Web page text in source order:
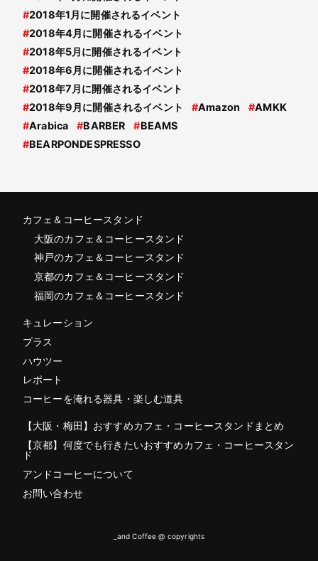
#2018年1月に開催されるイベント
#2018年4月に開催されるイベント
#2018年5月に開催されるイベント
#2018年6月に開催されるイベント
#2018年7月に開催されるイベント
#2018年9月に開催されるイベント #Amazon #AMKK
#Arabica #BARBER #BEAMS
#BEARPONDESPRESSO
カフェ＆コーヒースタンド
大阪のカフェ＆コーヒースタンド
神戸のカフェ＆コーヒースタンド
京都のカフェ＆コーヒースタンド
福岡のカフェ＆コーヒースタンド
キュレーション
プラス
ハウツー
レポート
コーヒーを淹れる器具・楽しむ道具
【大阪・梅田】おすすめカフェ・コーヒースタンドまとめ
【京都】何度でも行きたいおすすめカフェ・コーヒースタン
ド
アンドコーヒーについて
お問い合わせ
_and Coffee @ copyrights